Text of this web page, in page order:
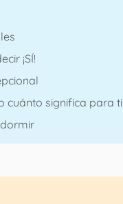
¡SÍ!
cuánto significa para ti